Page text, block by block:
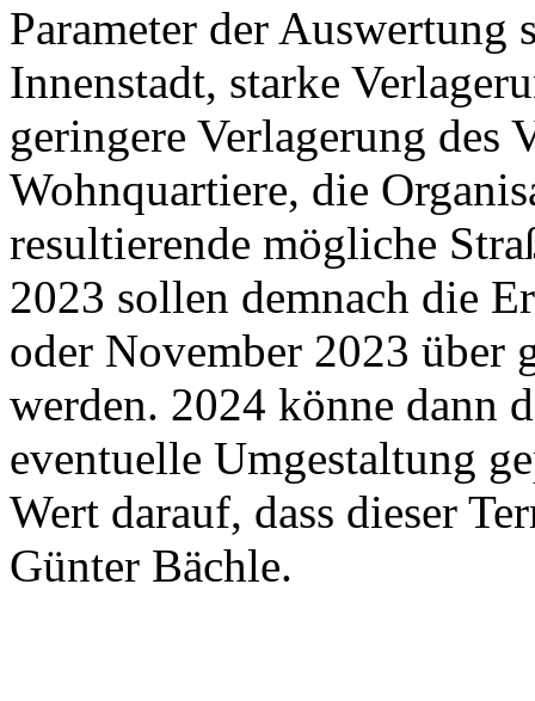
Parameter der Auswertung
Innenstadt, starke
geringere Verlagerung des
Wohnquartiere, die
resultierende mögliche
2023 sollen demnach die
oder November 2023 über
werden. 2024 könne dann
eventuelle Umgestaltung
Wert darauf, dass dieser
Günter Bächle.